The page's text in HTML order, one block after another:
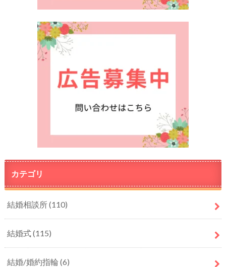
カテゴリ
結婚相談所(110)
結婚式(115)
結婚/婚約指輪 (6)